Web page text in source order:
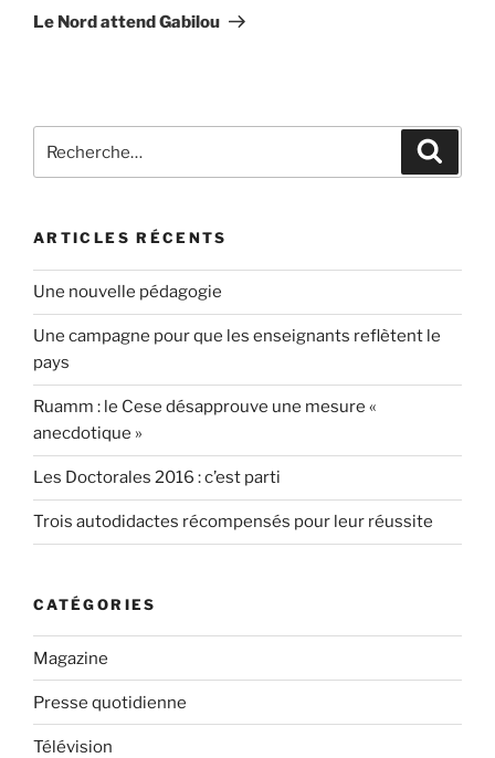
suivant
Le Nord attend Gabilou
pour
ARTICLES RÉCENTS
Une nouvelle pédagogie
Une campagne pour que les enseignants reflètent le
pays
Ruamm : le Cese désapprouve une mesure «
anecdotique »
Les Doctorales 2016 : c’est parti
Trois autodidactes récompensés pour leur réussite
CATÉGORIES
Magazine
Presse quotidienne
Télévision